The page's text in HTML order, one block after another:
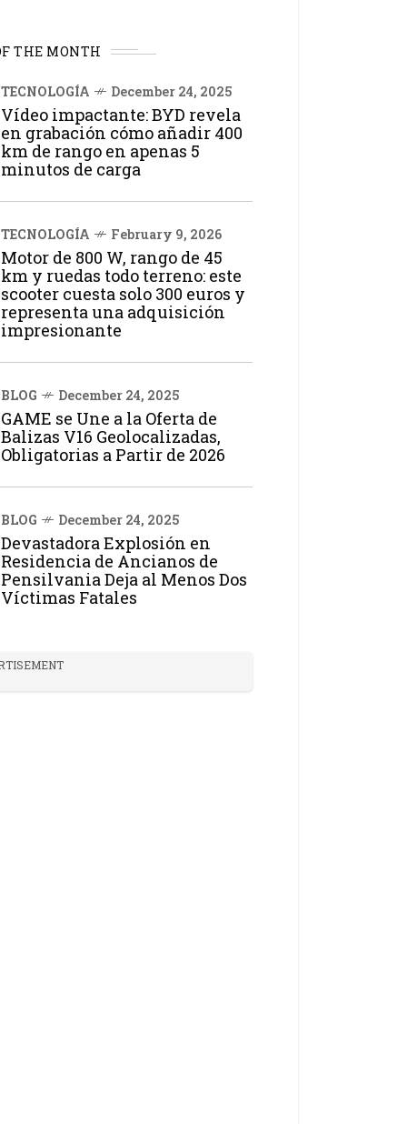
THE MONTH
TECNOLOGÍA December 24, 2025
Vídeo impactante: BYD revela
en grabación cómo añadir 400
km de rango en apenas 5
minutos de carga
TECNOLOGÍA February 9, 2026
Motor de 800 W, rango de 45
km y ruedas todo terreno: este
scooter cuesta solo 300 euros y
representa una adquisición
impresionante
BLOG December 24, 2025
GAME se Une a la Oferta de
Balizas V16 Geolocalizadas,
Obligatorias a Partir de 2026
BLOG December 24, 2025
Devastadora Explosión en
Residencia de Ancianos de
Pensilvania Deja al Menos Dos
Víctimas Fatales